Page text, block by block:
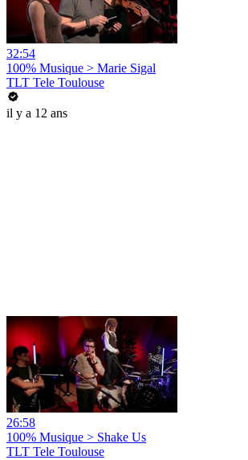
32:54
100% Musique > Marie Sigal
TLT Tele Toulouse
il y a 12 ans
26:58
100% Musique > Shake Us
TLT Tele Toulouse